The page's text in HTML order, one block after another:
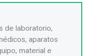
de laboratorio,
aparatos
material e